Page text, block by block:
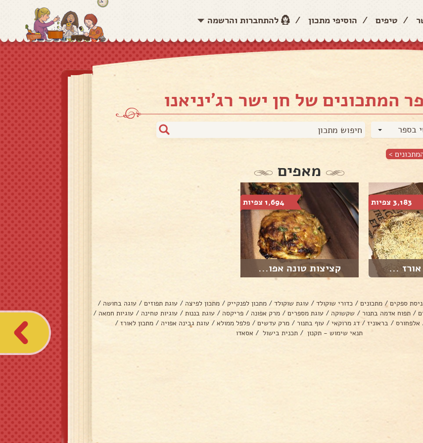
/ טיפים / הוסיפי מתכון / להתחברות והרשמה
המתכונים של חן ישר רג׳יניאנו
בספר
>
מאפים
3,183 צפיות
...
1,694 צפיות
קציצות טונה אפו...
ספקים / מתכונים / כדורי שוקולד / עוגת שוקולד / מתכון לפנקייק / מתכון לפיצה / עוגת תפוזים / עוגה בחושה /
/ תפוח אדמה בתנור / שקשוקה / עוגת מספרים / מרק אפונה / פריקסה / עוגת בננות / עוגיות טחינה / עוגיות חמאה /
אלפחורס / בראוניז / דג מרוקאי / עוף בתנור / מרק עדשים / פלפל ממולא / עוגת גבינה אפויה / מתכון לאורז /
תנאי שימוש - תקנון / תכנית בישול / אסאדו